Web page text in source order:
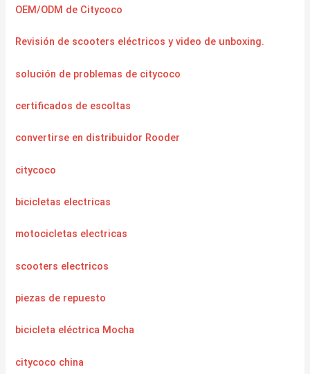
OEM/ODM de Citycoco
Revisión de scooters eléctricos y video de unboxing.
solución de problemas de citycoco
certificados de escoltas
convertirse en distribuidor Rooder
citycoco
bicicletas electricas
motocicletas electricas
scooters electricos
piezas de repuesto
bicicleta eléctrica Mocha
citycoco china